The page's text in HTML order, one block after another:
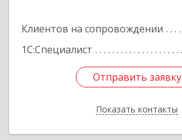
Клиентов на сопровождении
1С:Специалист
Отправить заявку
Показать контакты
Отправить заявку
Назад